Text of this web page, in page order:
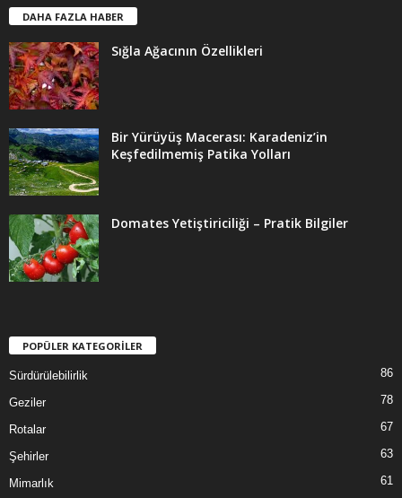
DAHA FAZLA HABER
Sığla Ağacının Özellikleri
Bir Yürüyüş Macerası: Karadeniz’in
Keşfedilmemiş Patika Yolları
Domates Yetiştiriciliği – Pratik Bilgiler
POPÜLER KATEGORİLER
Sürdürülebilirlik 86
Geziler 78
Rotalar 67
Şehirler 63
Mimarlık 61